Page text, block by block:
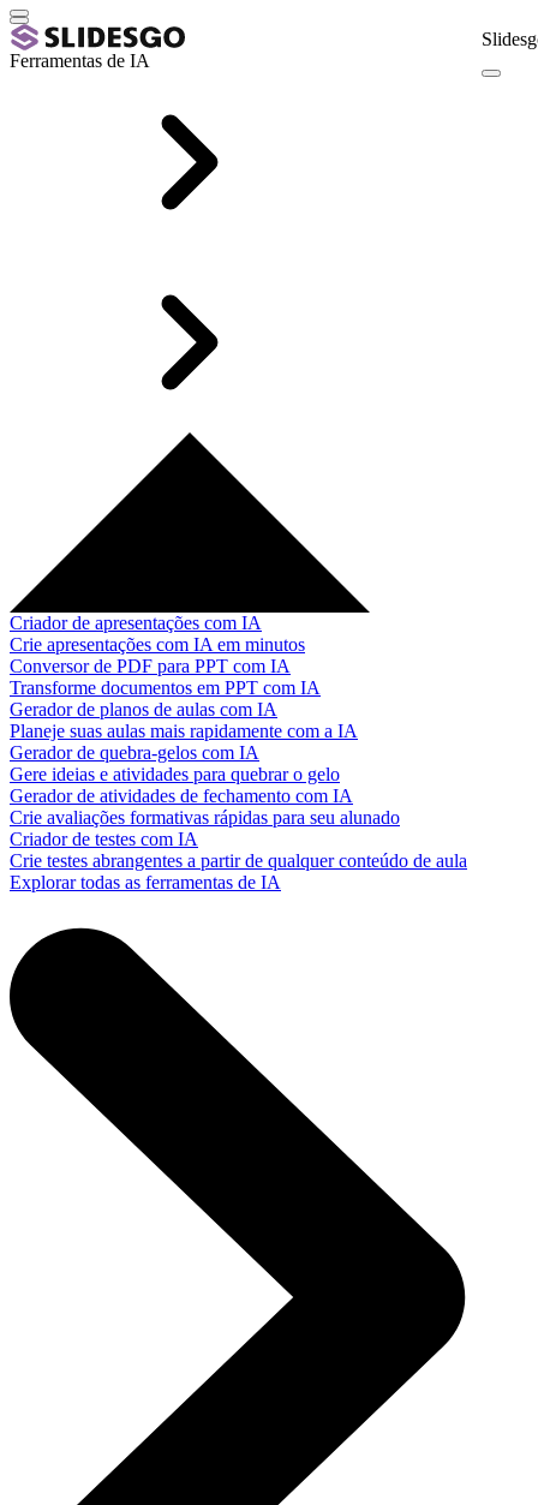
Ferramentas de IA
Criador de apresentações com IA
Crie apresentações com IA em minutos
Conversor de PDF para PPT com IA
Transforme documentos em PPT com IA
Gerador de planos de aulas com IA
Planeje suas aulas mais rapidamente com a IA
Gerador de quebra-gelos com IA
Gere ideias e atividades para quebrar o gelo
Gerador de atividades de fechamento com IA
Crie avaliações formativas rápidas para seu alunado
Criador de testes com IA
Crie testes abrangentes a partir de qualquer conteúdo de aula
Explorar todas as ferramentas de IA